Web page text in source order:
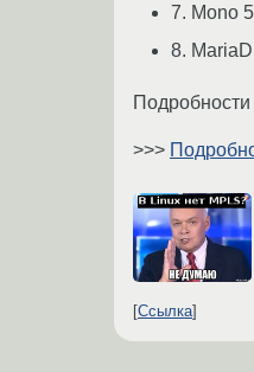
7. Mono
8.
>>>
Ссылка